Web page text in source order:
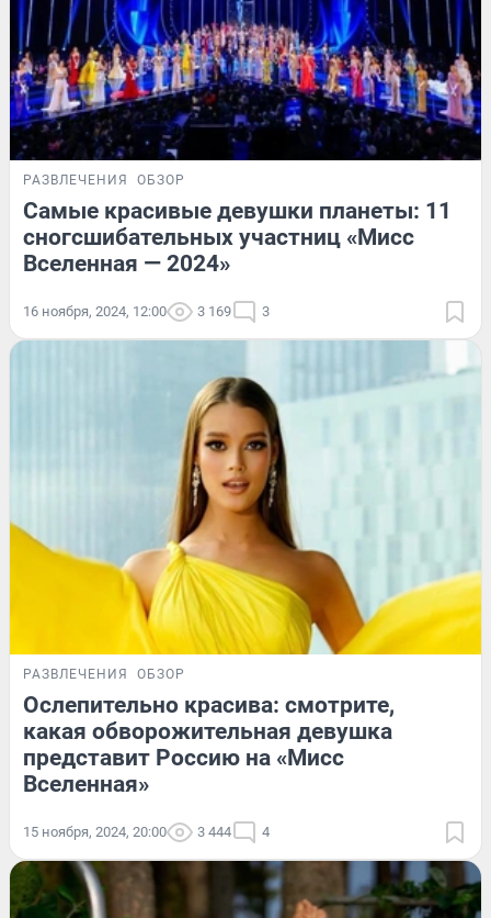
РАЗВЛЕЧЕНИЯ ОБЗОР
Самые красивые девушки планеты: 11
сногсшибательных участниц «Мисс
Вселенная — 2024»
16 ноября, 2024, 12:00 3 169 3
РАЗВЛЕЧЕНИЯ ОБЗОР
Ослепительно красива: смотрите,
какая обворожительная девушка
представит Россию на «Мисс
Вселенная»
15 ноября, 2024, 20:00 3 444 4